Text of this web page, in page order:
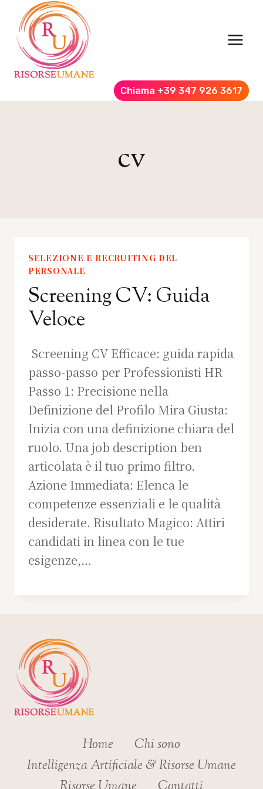
Salta
contenuto
Chiama +39 347 926 3617
cv
SELEZIONE E RECRUITING DEL
PERSONALE
Screening CV: Guida
Veloce
Screening CV Efficace: guida rapida
passo-passo per Professionisti HR
Passo 1: Precisione nella
Definizione del Profilo Mira Giusta:
Inizia con una definizione chiara del
ruolo. Una job description ben
articolata è il tuo primo filtro.
Azione Immediata: Elenca le
competenze essenziali e le qualità
desiderate. Risultato Magico: Attiri
candidati in linea con le tue
esigenze,…
Home
Chi sono
Intelligenza Artificiale & Risorse Umane